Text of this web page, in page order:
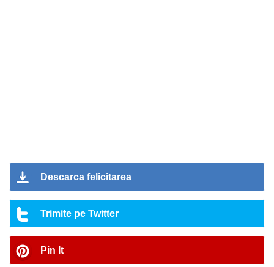
Descarca felicitarea
Trimite pe Twitter
Pin It